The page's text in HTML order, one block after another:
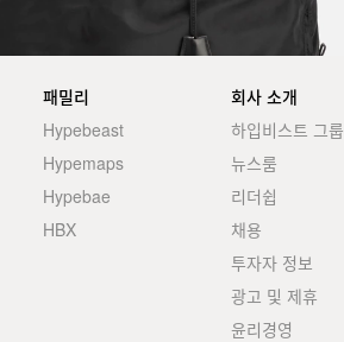
패밀리
Hypebeast
Hypemaps
Hypebae
HBX
회사 소개
하입비스트 그룹
뉴스룸
리더쉽
채용
투자자 정보
광고 및 제휴
윤리경영